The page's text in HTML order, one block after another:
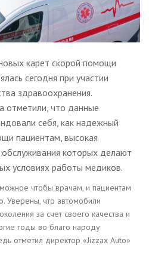
карет скорой помощи
сегодня при участии
здравоохранения.
отметили, что данные
себя, как надежный
пациентам, высокая
которых делают
условиях работы медиков.
чтобы врачам, и пациентам
Уверены, что автомобили
за счет своего качества и
годы во благо народу
отметил директор «Jizzax Auto»